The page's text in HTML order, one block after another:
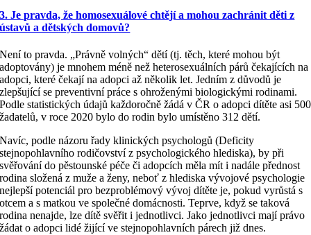
3. Je pravda, že homosexuálové chtějí a mohou zachránit děti z
ústavů a dětských domovů?
Není to pravda. „Právně volných“ dětí (tj. těch, které mohou být
adoptovány) je mnohem méně než heterosexuálních párů čekajících na
adopci, které čekají na adopci až několik let. Jedním z důvodů je
zlepšující se preventivní práce s ohroženými biologickými rodinami.
Podle statistických údajů každoročně žádá v ČR o adopci dítěte asi 500
žadatelů, v roce 2020 bylo do rodin bylo umístěno 312 dětí.
Navíc, podle názoru řady klinických psychologů (Deficity
stejnopohlavního rodičovství z psychologického hlediska), by při
svěřování do pěstounské péče či adopcích měla mít i nadále přednost
rodina složená z muže a ženy, neboť z hlediska vývojové psychologie
nejlepší potenciál pro bezproblémový vývoj dítěte je, pokud vyrůstá s
otcem a s matkou ve společné domácnosti. Teprve, když se taková
rodina nenajde, lze dítě svěřit i jednotlivci. Jako jednotlivci mají právo
žádat o adopci lidé žijící ve stejnopohlavních párech již dnes.